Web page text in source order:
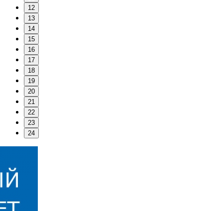
12
13
14
15
16
17
18
19
20
21
22
23
24